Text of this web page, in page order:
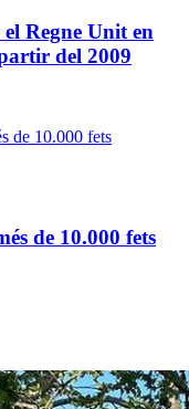
Regne Unit en
del 2009
de 10.000 fets